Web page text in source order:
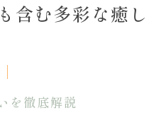
含む多彩な癒し
を徹底解説